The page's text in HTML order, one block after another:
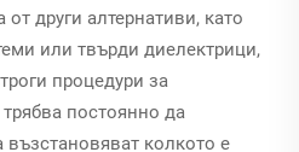
други алтернативи, като
или твърди диелектрици,
процедури за
постоянно да
възстановяват колкото е